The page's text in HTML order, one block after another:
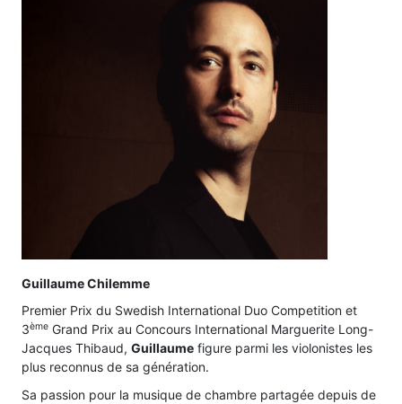
Guillaume Chilemme
Premier Prix du Swedish International Duo Competition et
3ème Grand Prix au Concours International Marguerite Long-
Jacques Thibaud, Guillaume figure parmi les violonistes les
plus reconnus de sa génération.
Sa passion pour la musique de chambre partagée depuis de